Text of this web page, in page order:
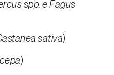
spp. e Fagus
sativa)
)